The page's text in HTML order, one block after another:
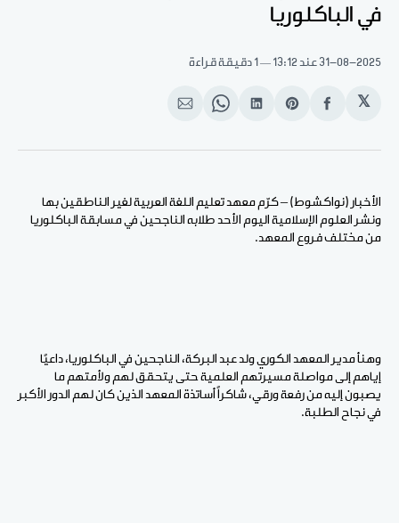
في الباكلوريا
31-08-2025 عند 13:12 1 دقيقة قراءة
𝕏
انشر
الفيسبوك
Share
Pinterest
انشر
لينكد
Share
WhatsApp
انشر
الإيميل
الأخبار (نواكشوط) – كرّم معهد تعليم اللغة العربية لغير الناطقين بها
ونشر العلوم الإسلامية اليوم الأحد طلابه الناجحين في مسابقة الباكلوريا
من مختلف فروع المعهد.
وهنأ مدير المعهد الكوري ولد عبد البركة، الناجحين في الباكلوريا، داعيًا
إياهم إلى مواصلة مسيرتهم العلمية حتى يتحقق لهم ولأمتهم ما
يصبون إليه من رفعة ورقي، شاكراً أساتذة المعهد الذين كان لهم الدور الأكبر
في نجاح الطلبة.